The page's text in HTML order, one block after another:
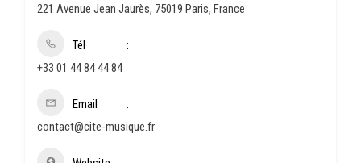
221 Avenue Jean Jaurès, 75019 Paris, France
Tél
+33 01 44 84 44 84
Email
contact@cite-musique.fr